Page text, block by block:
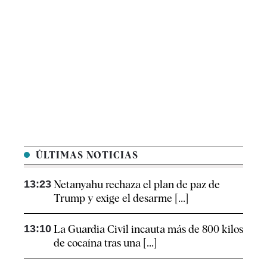
ÚLTIMAS NOTICIAS
13:23 Netanyahu rechaza el plan de paz de
Trump y exige el desarme [...]
13:10 La Guardia Civil incauta más de 800 kilos
de cocaína tras una [...]